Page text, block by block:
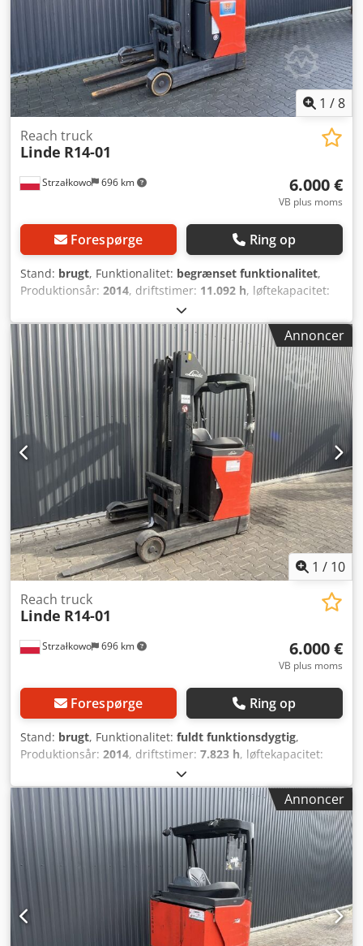
1 /8
Strzałkowo 696 km
Reach truck
Linde R14-01
6.000 €
VB plus moms
Forespørge Ring op
Stand: brugt, Funktionalitet: begrænset funktionalitet,
Produktionsår: 2014, driftstimer: 11.092 h, løftekapacitet:
6.960 mm
brændstoftype:elektrisk, mastetype:triplex,
bygningshøjde: 2.910 mm , drivtype: Elektro, Reachtruck
ISO-klasse: ISO klasse 2 = 1.000 - 2.500 kg Masttype: Triplex
Stand: Begrænset funktionsdygtig Teknisk stand: dårlig
Batteri Volt: 48V Batteri årgang: 2019 Beskrivelse: kører,
løfter, drejer ikke Dksdpjx Nk Spefx Apwor Sideskifter,
Annoncer
1 / 10
Strzałkowo 696 km
Reach truck
Linde R14-01
6.000 €
VB plus moms
Forespørge Ring op
Stand: brugt, Funktionalitet: fuldt funktionsdygtig,
Produktionsår: 2014, driftstimer: 7.823 h, løftekapacitet:
5.260 mm
brændstoftype:elektrisk, mastetype:triplex,
bygningshøjde: 2.335 mm , drivtype: Elektro, Reachtruck
ISO-klasse: ISO klasse 2 = 1.000 - 2.500 kg Djdpfxjyyf I Te
Apwokr Masttype: Triplex Stand: Klar til brug og fuldt
funktionsdygtig Teknisk stand: god Batteri volt: 48V
Annoncer